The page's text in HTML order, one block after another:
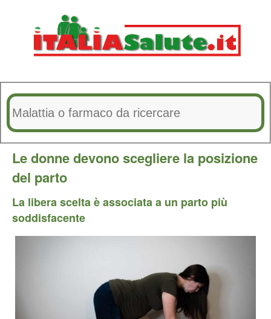
Le donne devono scegliere la posizione
del parto
La libera scelta è associata a un parto più
soddisfacente